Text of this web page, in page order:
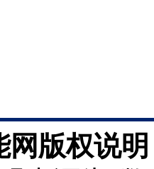
网版权说